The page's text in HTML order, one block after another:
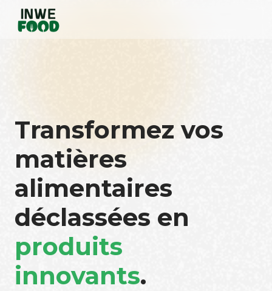
Transformez vos
matières
alimentaires
déclassées en
produits
innovants.